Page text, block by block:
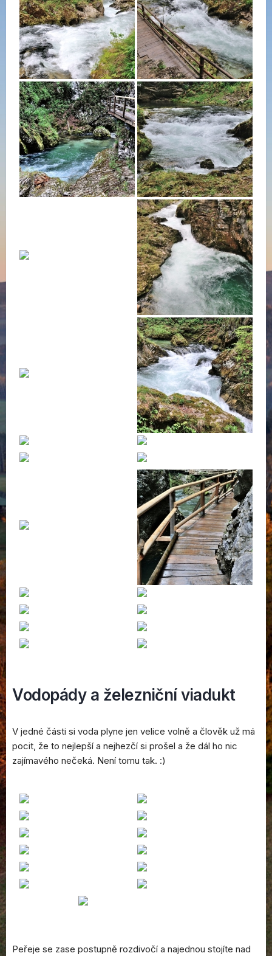
Vodopády a železniční viadukt
V jedné části si voda plyne jen velice volně a člověk už má
pocit, že to nejlepší a nejhezčí si prošel a že dál ho nic
zajímavého nečeká. Není tomu tak. :)
Peřeje se zase postupně rozdivočí a najednou stojíte nad